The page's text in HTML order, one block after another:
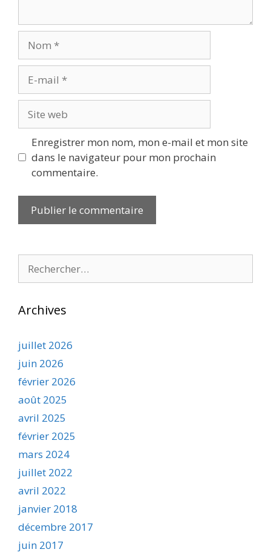
mail
web
Enregistrer mon nom, mon e-mail et mon site
dans le navigateur pour mon prochain
commentaire.
Archives
juillet 2026
juin 2026
février 2026
août 2025
avril 2025
février 2025
mars 2024
juillet 2022
avril 2022
janvier 2018
décembre 2017
juin 2017